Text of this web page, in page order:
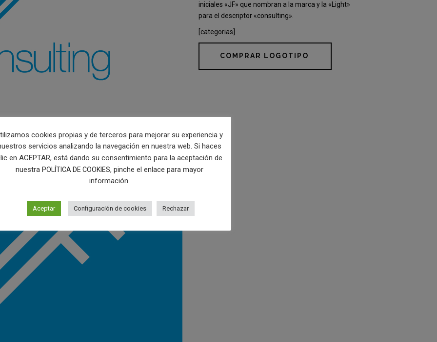
iniciales «JF» que nombran a la marca y la «Light»
para el descriptor «consulting».
[categorias]
COMPRAR LOGOTIPO
cookies propias y de terceros para mejorar su experiencia y
servicios analizando la navegación en nuestra web. Si haces
en ACEPTAR, está dando su consentimiento para la aceptación de
nuestra POLÍTICA DE COOKIES, pinche el enlace para mayor
información.
Aceptar Configuración de cookies Rechazar